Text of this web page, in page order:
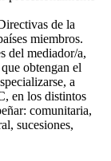
de la
miembros.
del mediador/a,
obtengan el
a
en los distintos
comunitaria,
sucesiones,